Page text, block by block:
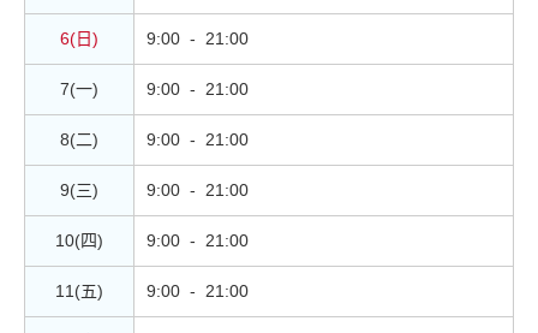
6(日) 9:00 - 21:00
7(一) 9:00 - 21:00
8(二) 9:00 - 21:00
9(三) 9:00 - 21:00
10(四) 9:00 - 21:00
11(五) 9:00 - 21:00